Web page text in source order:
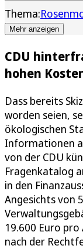
Thema:
Mehr anzeigen
CDU
hohen
Dass bereits
worden seien,
ökologischen
Informationen
von der CDU
Fragenkatalog
in den
Angesichts von
19.600 Euro
nach der